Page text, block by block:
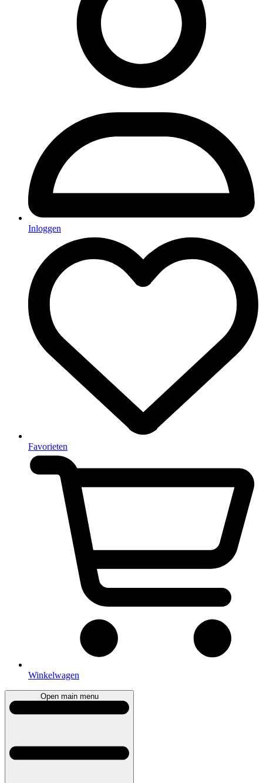
Inloggen
Favorieten
Winkelwagen
Open main menu